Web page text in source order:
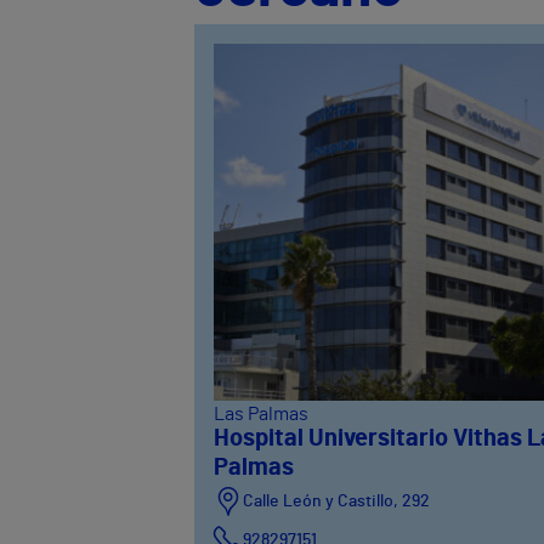
Las Palmas
Hospital Universitario Vithas
Palmas
Calle León y Castillo, 292
928297151